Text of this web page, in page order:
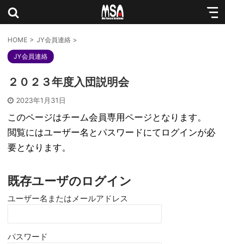
HOME > JY会員連絡 >
JY会員連絡
２０２３年度入団説明会
2023年1月31日
このページはチーム会員専用ページとなります。
閲覧にはユーザー名とパスワードにてログインが必
要となります。
既存ユーザのログイン
ユーザー名またはメールアドレス
パスワード